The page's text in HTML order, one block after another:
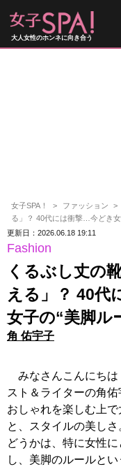
大人女性のホンネに向き合う
女子SPA！ ファッション
る」？ 40代には衝撃…今どき
更新日：2026.06.18 19:11
Fashion
くるぶし丈の
える」？ 40代
女子の“美脚ル
角 佑宇子
みなさんこんにちは
スト＆ライターの角佑
おしゃれを楽しむ上
と、スタイルの美し
どうかは、特に女性
し、美脚のルールと